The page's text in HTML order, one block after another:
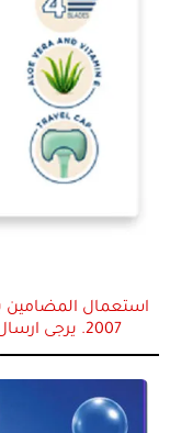
2007. يرجى ارسال ملاحظات لـ akkanet.net@gmail.com